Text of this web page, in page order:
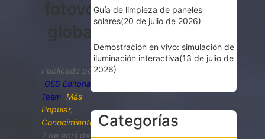
fotovoltaica
global
Publicado por
OSD Editorial
Team Más
Popular,
Conocimiento
7 de abril de
Guía de limpieza de paneles
solares(20 de julio de 2026)
Demostración en vivo: simulación de
iluminación interactiva(13 de julio de
2026)
Categorías